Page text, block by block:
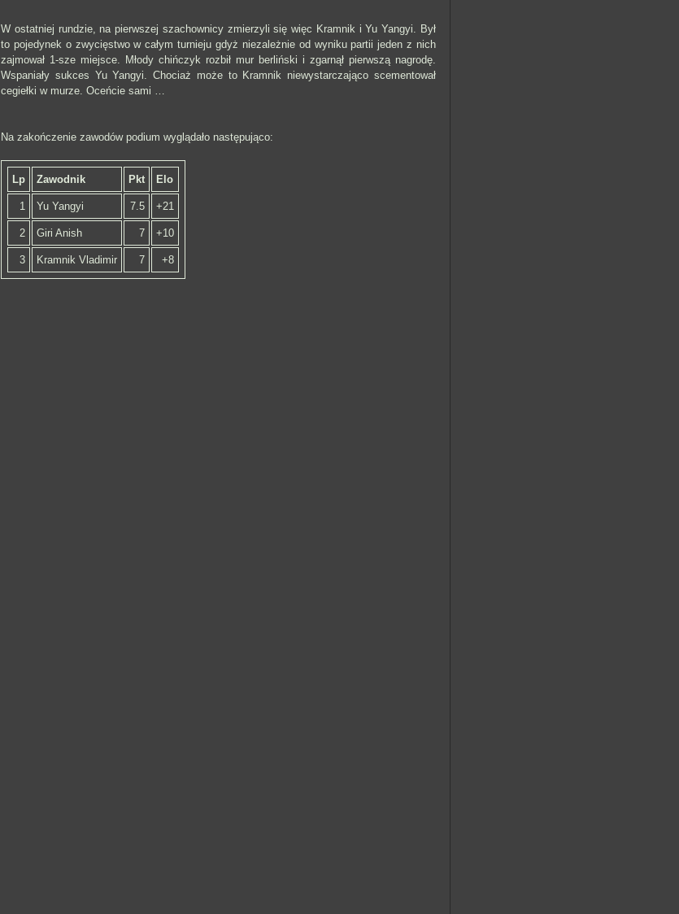
W ostatniej rundzie, na pierwszej szachownicy zmierzyli się więc Kramnik i Yu Yangyi. Był
to pojedynek o zwycięstwo w całym turnieju gdyż niezależnie od wyniku partii jeden z nich
zajmował 1-sze miejsce. Młody chińczyk rozbił mur berliński i zgarnął pierwszą nagrodę.
Wspaniały sukces Yu Yangyi. Chociaż może to Kramnik niewystarczająco scementował
cegiełki w murze. Oceńcie sami …
Na zakończenie zawodów podium wyglądało następująco:
Lp Zawodnik Pkt Elo
1 Yu Yangyi 7.5 +21
2 Giri Anish 7 +10
3 Kramnik Vladimir 7 +8